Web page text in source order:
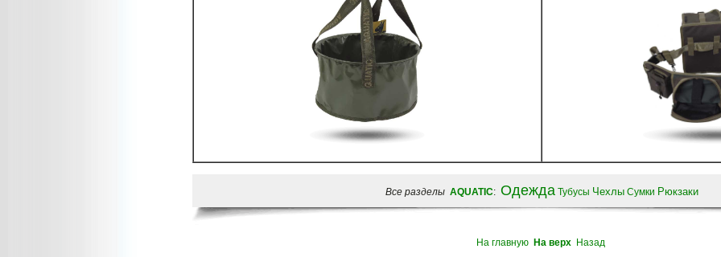
Все разделы AQUATIC: Одежда Тубусы Чехлы Сумки Рюкзаки
На главную На верх Назад